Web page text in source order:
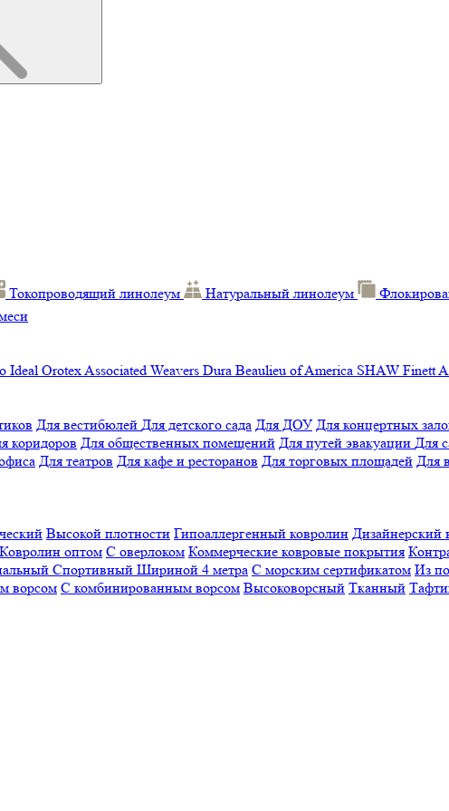
Токопроводящий линолеум Натуральный линолеум
Ideal OrotexAssociated Weavers Dura Beaulieu of America SHAW Finett
Для вестибюлей Для детского сада Для ДОУ Для концертных
коридоров Для общественных помещений Для путей эвакуации Для
Для театров Для кафе и ресторанов Для торговых площадей Для
Высокой плотности Гипоаллергенный ковролин Дизайнерский
Ковролин оптом С оверлоком Коммерческие ковровые покрытия
Спортивный Шириной 4 метра С морским сертификатом Из
ворсом С комбинированным ворсом Высоковорсный Тканный